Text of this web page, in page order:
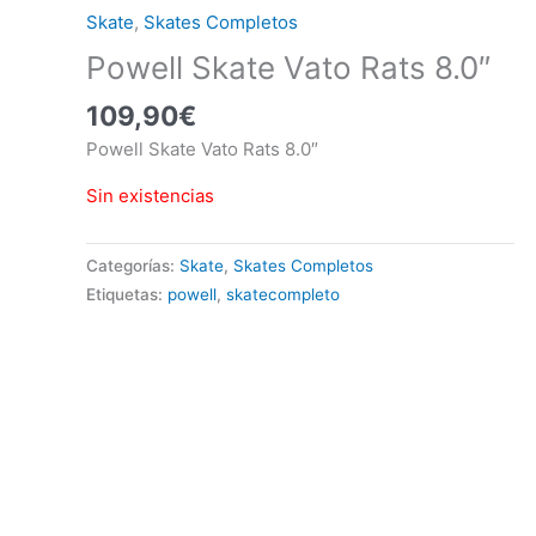
Skate, Skates Completos
Powell Skate Vato Rats 8.0″
109,90€
Powell Skate Vato Rats 8.0″
Sin existencias
Categorías: Skate, Skates Completos
Etiquetas: powell, skatecompleto